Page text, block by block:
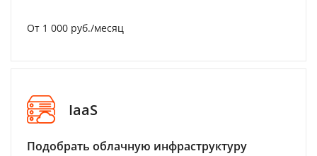
От 1 000 руб./месяц
IaaS
Подобрать облачную инфраструктуру